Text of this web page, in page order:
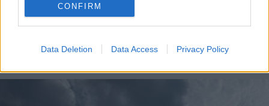
CONFIRM
Data Deletion Data Access Privacy Policy
L’industria che resiste nell’Alto
Milanese. Spinta dal chimico-
plastico, ma l’export va ancora a